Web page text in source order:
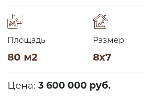
Площадь
80 м2
Размер
8х7
Цена: 3 600 000 руб.